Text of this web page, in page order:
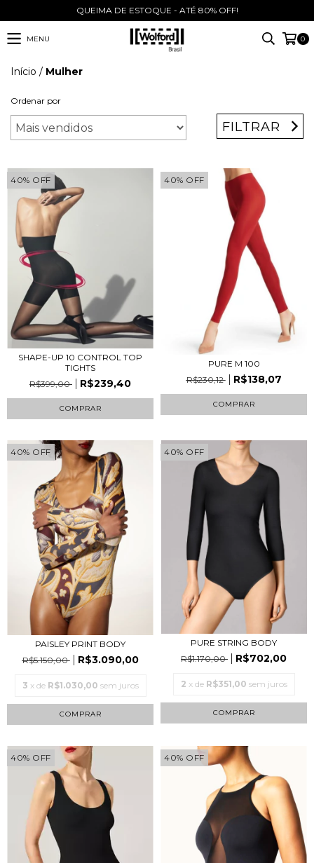
QUEIMA DE ESTOQUE - ATÉ 80% OFF!
MENU 0
Início / Mulher
Ordenar por
FILTRAR
40% OFF
SHAPE-UP 10 CONTROL TOP
TIGHTS
R$399,00
R$239,40
COMPRAR
40% OFF
PURE M 100
R$230,12
R$138,07
COMPRAR
40% OFF
PAISLEY PRINT BODY
R$5.150,00
R$3.090,00
3 x de R$1.030,00 sem juros
COMPRAR
40% OFF
PURE STRING BODY
R$1.170,00
R$702,00
2 x de R$351,00 sem juros
COMPRAR
40% OFF 40% OFF